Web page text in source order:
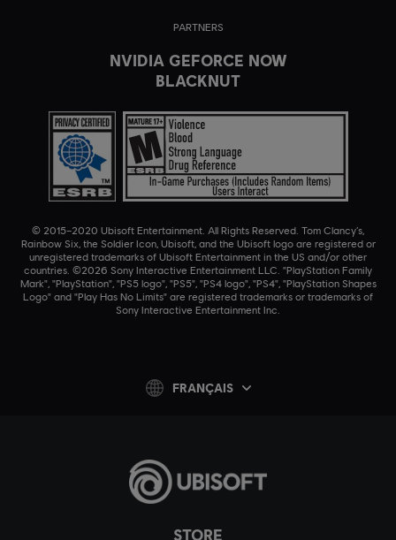
STORE
PARTNERS
NVIDIA GEFORCE NOW
BLACKNUT
© 2015–2020 Ubisoft Entertainment. All Rights Reserved. Tom Clancy’s,
Rainbow Six, the Soldier Icon, Ubisoft, and the Ubisoft logo are registered or
unregistered trademarks of Ubisoft Entertainment in the US and/or other
countries. ©2026 Sony Interactive Entertainment LLC. "PlayStation Family
Mark", "PlayStation", "PS5 logo", "PS5", "PS4 logo", "PS4", "PlayStation Shapes
Logo" and "Play Has No Limits" are registered trademarks or trademarks of
Sony Interactive Entertainment Inc.
FRANÇAIS